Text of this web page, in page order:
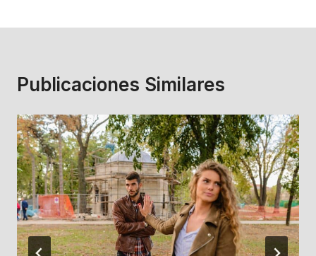
Publicaciones Similares